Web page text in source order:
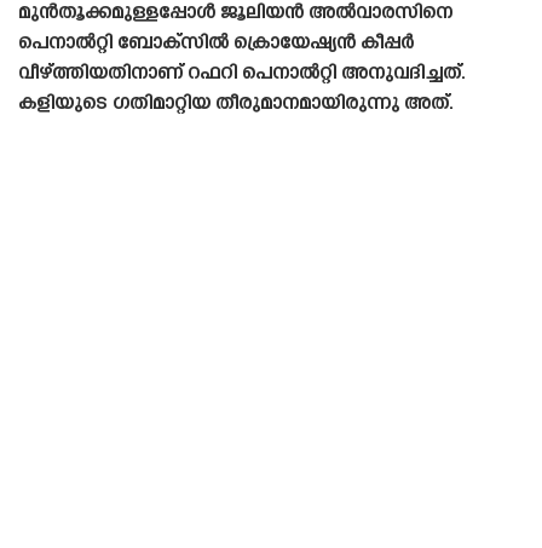
മുൻ‌തൂക്കമുള്ളപ്പോൾ ജൂലിയൻ അൽവാരസിനെ
പെനാൽറ്റി ബോക്‌സിൽ ക്രൊയേഷ്യൻ കീപ്പർ
വീഴ്ത്തിയതിനാണ് റഫറി പെനാൽറ്റി അനുവദിച്ചത്.
കളിയുടെ ഗതിമാറ്റിയ തീരുമാനമായിരുന്നു അത്.